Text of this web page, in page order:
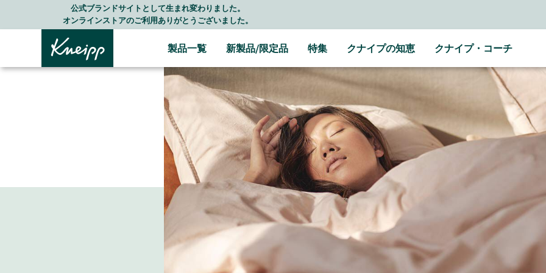
Skip to main content
Skip to footer content LINE公式アカウントはこちら＞＞
随時最新情報をお届けします
製品一覧 新製品/限定品 特集 クナイプの知恵 クナイプ・コーチ